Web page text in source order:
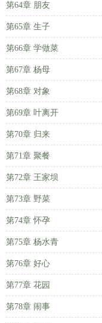
第64章 朋友
第65章 生子
第66章 学做菜
第67章 杨母
第68章 对象
第69章 叶离开
第70章 归来
第71章 聚餐
第72章 王家坝
第73章 野菜
第74章 怀孕
第75章 杨水青
第76章 好心
第77章 花园
第78章 闹事